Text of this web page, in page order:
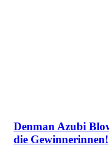
Denman Azubi
die Gewinnerinnen!